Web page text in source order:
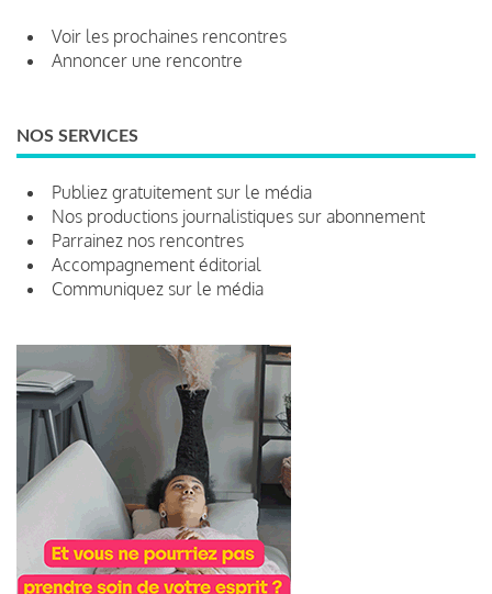
Voir les prochaines rencontres
Annoncer une rencontre
NOS SERVICES
Publiez gratuitement sur le média
Nos productions journalistiques sur abonnement
Parrainez nos rencontres
Accompagnement éditorial
Communiquez sur le média